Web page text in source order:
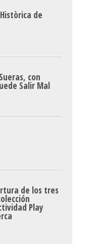
de
con
Salir Mal
de los tres
Play